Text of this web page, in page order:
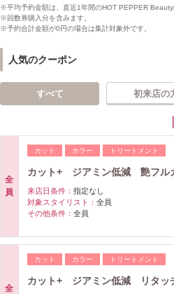
※平均予約金額は、直近1年間のHOT PEPPER Beauty
※回数券購入分を含みます。
※予約合計金額が0円の場合は集計対象外です。
人気のクーポン
すべて 初来店の
全
員
カット カラー トリートメント
カット+ ジアミン低減 艶フル
来店日条件： 指定なし
対象スタイリスト： 全員
その他条件： 全員
全
カット カラー トリートメント
カット+ ジアミン低減 リタッ